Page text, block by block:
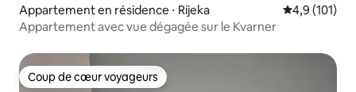
Appartement en résidence ⋅ Rijeka Évaluation
4,9 (101)
Appartement avec vue dégagée sur le Kvarner
Coup de cœur voyageurs
Coup de cœur voyageurs